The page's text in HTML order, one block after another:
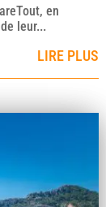
en
leur...
LIRE PLUS